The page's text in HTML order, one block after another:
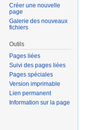
Créer une nouvelle
page
Galerie des nouveaux
fichiers
Outils
Pages liées
Suivi des pages liées
Pages spéciales
Version imprimable
Lien permanent
Information sur la page